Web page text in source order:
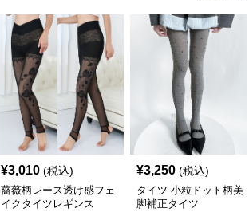
¥3,010 (税込)
薔薇柄レース透け感フェ
イクタイツレギンス
¥3,250 (税込)
タイツ 小粒ドット柄美
脚補正タイツ